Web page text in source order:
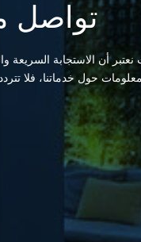
تواصل
أن الاستجابة السريعة
حول خدماتنا، فلا